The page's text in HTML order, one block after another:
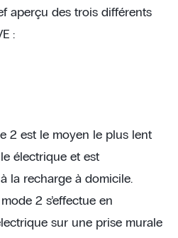
aperçu des trois différents
:
2 est le moyen le plus lent
électrique et est
la recharge à domicile.
2 s’effectue en
sur une prise murale